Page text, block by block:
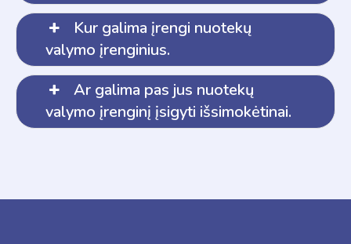
Kur galima įrengi nuotekų
valymo įrenginius.
Ar galima pas jus nuotekų
valymo įrenginį įsigyti išsimokėtinai.